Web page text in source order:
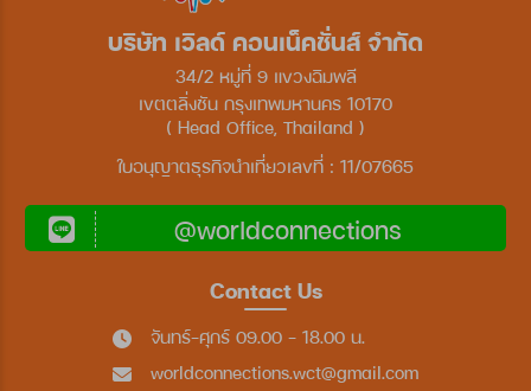
บริษัท เวิลด์ คอนเน็คชั่นส์ จำกัด
34/2 หมู่ที่ 9 แขวงฉิมพลี
เขตตลิ่งชัน กรุงเทพมหานคร 10170
( Head Office, Thailand )
ใบอนุญาตธุรกิจนำเที่ยวเลขที่ : 11/07665
@worldconnections
Contact Us
จันทร์-ศุกร์ 09.00 - 18.00 น.
worldconnections.wct@gmail.com